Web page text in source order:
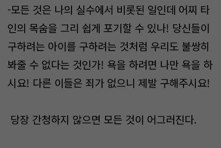
-모든 것은 나의 실수에서 비롯된 일인데 어찌 타
인의 목숨을 그리 쉽게 포기할 수 있나! 당신들이
구하려는 아이를 구하려는 것처럼 우리도 불쌍히
봐줄 수 없다는 것인가! 욕을 하려면 나만 욕을 하
시요! 다른 이들은 죄가 없으니 제발 구해주시요!
당장 간청하지 않으면 모든 것이 어그러진다.